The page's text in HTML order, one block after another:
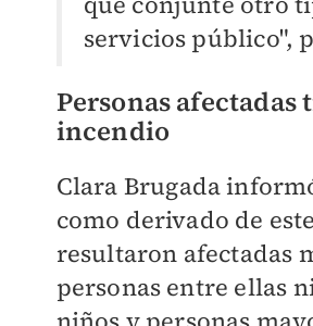
servicios público",
Personas afectadas
incendio
Clara Brugada
como derivado de
resultaron afectadas
personas entre ellas